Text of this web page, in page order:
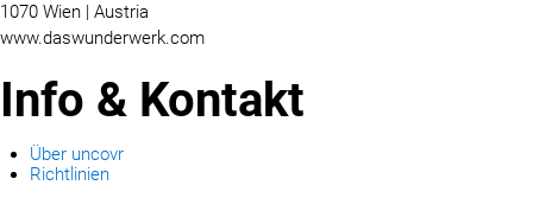
1070 Wien | Austria
www.daswunderwerk.com
Info & Kontakt
Über uncovr
Richtlinien